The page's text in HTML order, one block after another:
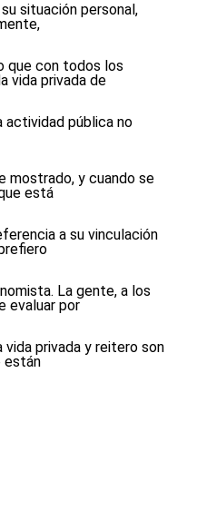
situación personal,
que con todos los
vida privada de
actividad pública no
mostrado, y cuando se
está
a su vinculación
La gente, a los
evaluar por
privada y reitero son
están